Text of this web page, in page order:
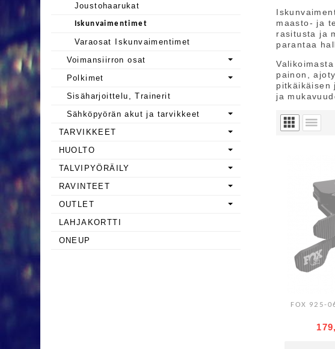
maasto- ja
rasitusta ja
parantaa
painon,
pitkäikäisen
ja
FOX 925-
Joustohaarukat
Iskunvaimentimet
Varaosat Iskunvaimentimet
Voimansiirron osat
Polkimet
Sisäharjoittelu, Trainerit
Sähköpyörän akut ja tarvikkeet
TARVIKKEET
HUOLTO
TALVIPYÖRÄILY
RAVINTEET
OUTLET
LAHJAKORTTI
ONEUP